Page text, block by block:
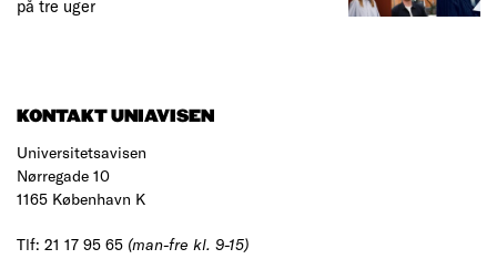
på tre uger
KONTAKT UNIAVISEN
Universitetsavisen
Nørregade 10
1165 København K
Tlf: 21 17 95 65 (man-fre kl. 9-15)